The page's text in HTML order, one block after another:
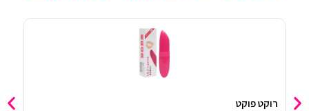
רוקט פוקט